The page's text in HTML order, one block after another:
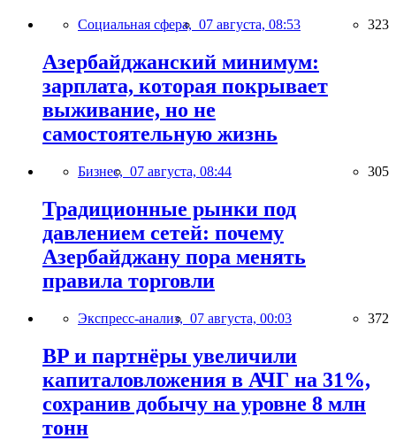
Социальная сфера, 07 августа, 08:53 323
Азербайджанский минимум:
зарплата, которая покрывает
выживание, но не
самостоятельную жизнь
Бизнес, 07 августа, 08:44 305
Традиционные рынки под
давлением сетей: почему
Азербайджану пора менять
правила торговли
Экспресс-анализ, 07 августа, 00:03 372
BP и партнёры увеличили
капиталовложения в АЧГ на 31%,
сохранив добычу на уровне 8 млн
тонн